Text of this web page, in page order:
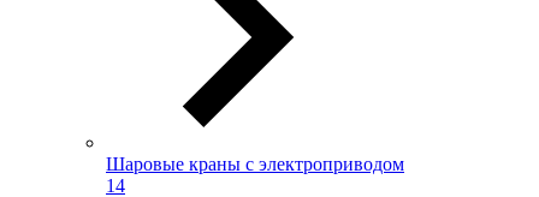
Шаровые краны с электроприводом
14